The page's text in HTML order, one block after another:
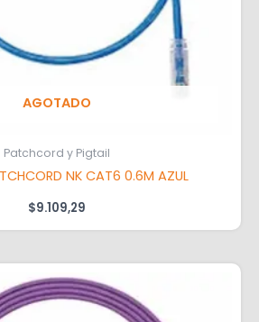
AGOTADO
Patchcord y Pigtail
NK CAT6 0.6M AZUL
$9.109,29